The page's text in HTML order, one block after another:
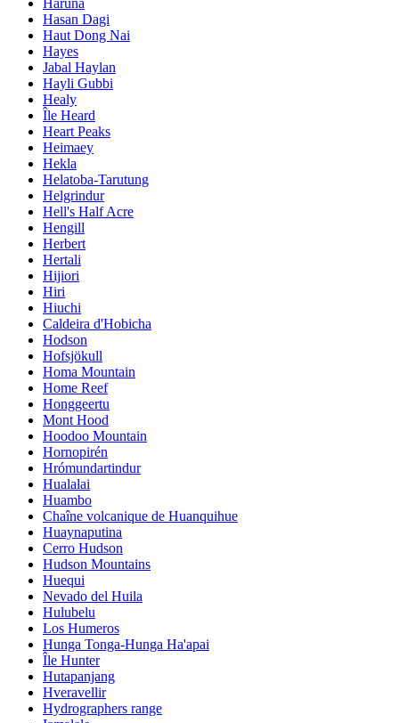
Hasan Dagi
Haut Dong Nai
Hayes
Jabal Haylan
Hayli Gubbi
Healy
Île Heard
Heart Peaks
Heimaey
Hekla
Helatoba-Tarutung
Helgrindur
Hell's Half Acre
Hengill
Herbert
Hertali
Hijiori
Hiri
Hiuchi
Caldeira d'Hobicha
Hodson
Hofsjökull
Homa Mountain
Home Reef
Honggeertu
Mont Hood
Hoodoo Mountain
Hornopirén
Hrómundartindur
Hualalai
Huambo
Chaîne volcanique de Huanquihue
Huaynaputina
Cerro Hudson
Hudson Mountains
Huequi
Nevado del Huila
Hulubelu
Los Humeros
Hunga Tonga-Hunga Ha'apai
Île Hunter
Hutapanjang
Hveravellir
Hydrographers range